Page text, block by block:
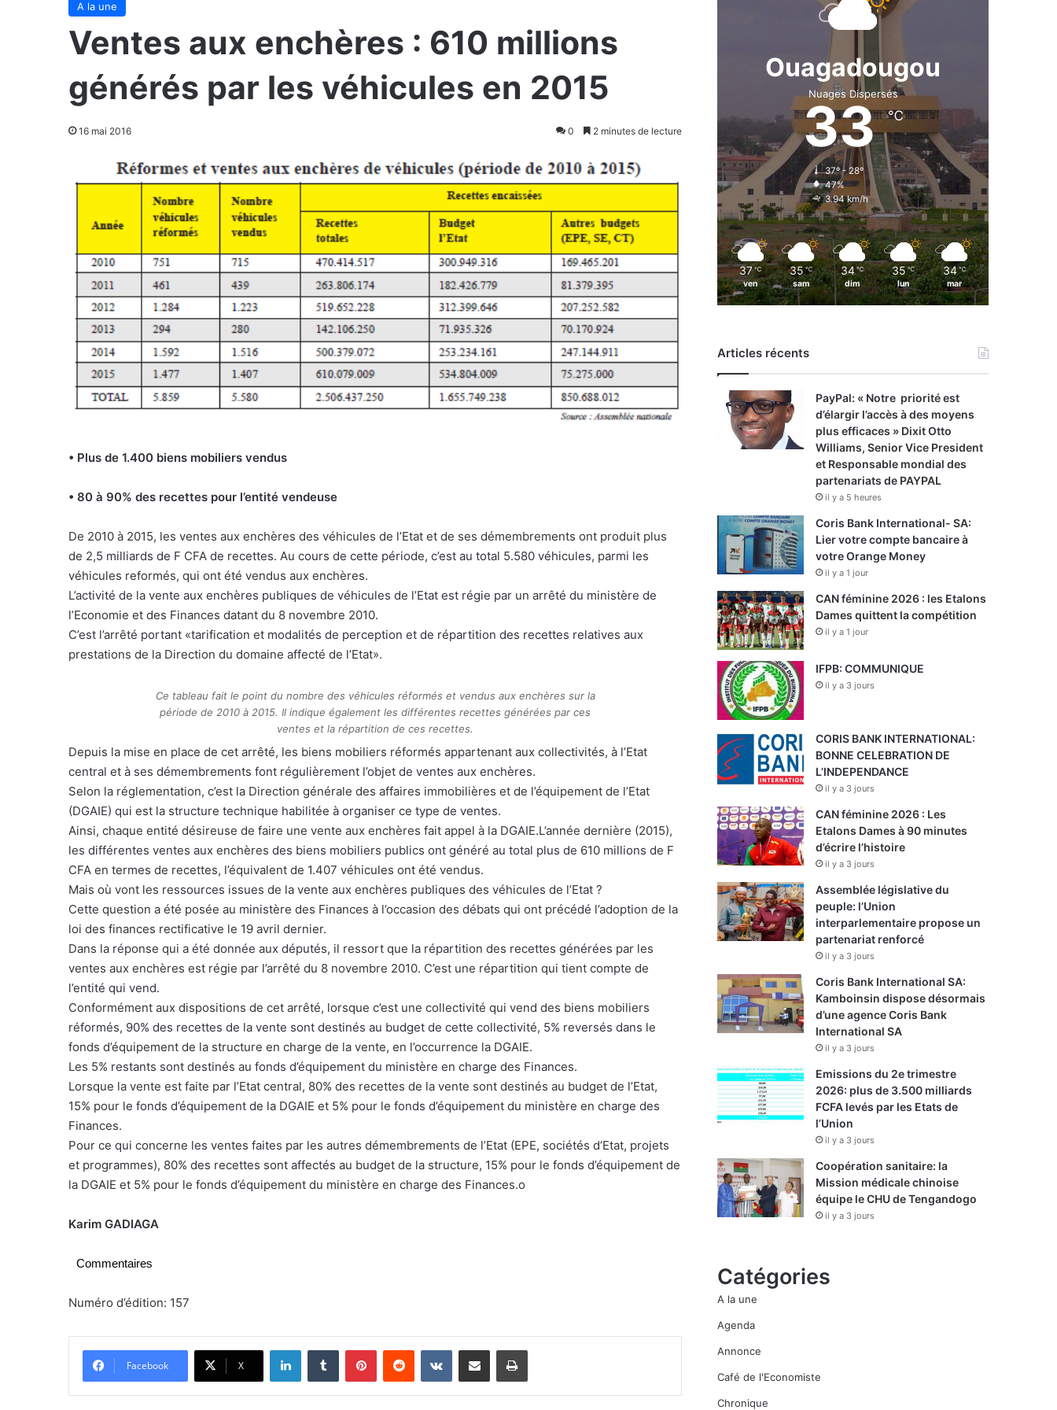
A la une
Ventes aux enchères : 610 millions
générés par les véhicules en 2015
16 mai 2016 0 2 minutes de lecture
• Plus de 1.400 biens mobiliers vendus
• 80 à 90% des recettes pour l’entité vendeuse
De 2010 à 2015, les ventes aux enchères des véhicules de l’Etat et de ses démembrements ont produit plus
de 2,5 milliards de F CFA de recettes. Au cours de cette période, c’est au total 5.580 véhicules, parmi les
véhicules reformés, qui ont été vendus aux enchères.
L’activité de la vente aux enchères publiques de véhicules de l’Etat est régie par un arrêté du ministère de
l’Economie et des Finances datant du 8 novembre 2010.
C’est l’arrêté portant «tarification et modalités de perception et de répartition des recettes relatives aux
prestations de la Direction du domaine affecté de l’Etat».
Ce tableau fait le point du nombre des véhicules réformés et vendus aux enchères sur la
période de 2010 à 2015. Il indique également les différentes recettes générées par ces
ventes et la répartition de ces recettes.
Depuis la mise en place de cet arrêté, les biens mobiliers réformés appartenant aux collectivités, à l’Etat
central et à ses démembrements font régulièrement l’objet de ventes aux enchères.
Selon la réglementation, c’est la Direction générale des affaires immobilières et de l’équipement de l’Etat
(DGAIE) qui est la structure technique habilitée à organiser ce type de ventes.
Ainsi, chaque entité désireuse de faire une vente aux enchères fait appel à la DGAIE.L’année dernière (2015),
les différentes ventes aux enchères des biens mobiliers publics ont généré au total plus de 610 millions de F
CFA en termes de recettes, l’équivalent de 1.407 véhicules ont été vendus.
Mais où vont les ressources issues de la vente aux enchères publiques des véhicules de l’Etat ?
Cette question a été posée au ministère des Finances à l’occasion des débats qui ont précédé l’adoption de la
loi des finances rectificative le 19 avril dernier.
Dans la réponse qui a été donnée aux députés, il ressort que la répartition des recettes générées par les
ventes aux enchères est régie par l’arrêté du 8 novembre 2010. C’est une répartition qui tient compte de
l’entité qui vend.
Conformément aux dispositions de cet arrêté, lorsque c’est une collectivité qui vend des biens mobiliers
réformés, 90% des recettes de la vente sont destinés au budget de cette collectivité, 5% reversés dans le
fonds d’équipement de la structure en charge de la vente, en l’occurrence la DGAIE.
Les 5% restants sont destinés au fonds d’équipement du ministère en charge des Finances.
Lorsque la vente est faite par l’Etat central, 80% des recettes de la vente sont destinés au budget de l’Etat,
15% pour le fonds d’équipement de la DGAIE et 5% pour le fonds d’équipement du ministère en charge des
Finances.
Pour ce qui concerne les ventes faites par les autres démembrements de l’Etat (EPE, sociétés d’Etat, projets
et programmes), 80% des recettes sont affectés au budget de la structure, 15% pour le fonds d’équipement de
la DGAIE et 5% pour le fonds d’équipement du ministère en charge des Finances.o
Karim GADIAGA
Commentaires
Numéro d’édition: 157
Facebook X
Ouagadougou
Nuages Dispersés
33℃
37º - 28º
47%
3.94 km/h
37 ℃
ven
35 ℃
sam
34 ℃
dim
35 ℃
lun
34 ℃
mar
Articles récents
PayPal: « Notre priorité est
d’élargir l’accès à des moyens
plus efficaces » Dixit Otto
Williams, Senior Vice President
et Responsable mondial des
partenariats de PAYPAL
il y a 5 heures
Coris Bank International- SA:
Lier votre compte bancaire à
votre Orange Money
il y a 1 jour
CAN féminine 2026 : les Etalons
Dames quittent la compétition
il y a 1 jour
IFPB: COMMUNIQUE
il y a 3 jours
CORIS BANK INTERNATIONAL:
BONNE CELEBRATION DE
L’INDEPENDANCE
il y a 3 jours
CAN féminine 2026 : Les
Etalons Dames à 90 minutes
d’écrire l’histoire
il y a 3 jours
Assemblée législative du
peuple: l’Union
interparlementaire propose un
partenariat renforcé
il y a 3 jours
Coris Bank International SA:
Kamboinsin dispose désormais
d’une agence Coris Bank
International SA
il y a 3 jours
Emissions du 2e trimestre
2026: plus de 3.500 milliards
FCFA levés par les Etats de
l’Union
il y a 3 jours
Coopération sanitaire: la
Mission médicale chinoise
équipe le CHU de Tengandogo
il y a 3 jours
Catégories
A la une
Agenda
Annonce
Café de l'Economiste
Chronique